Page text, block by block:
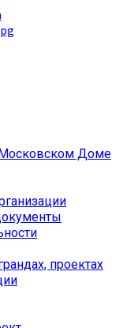
Доме
проектах